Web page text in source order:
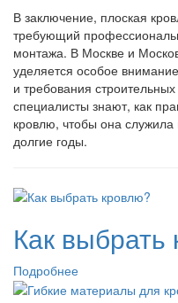
В заключение, плоская
требующий
монтажа. В Москве и
уделяется особое
и требования
специалисты знают, как
кровлю, чтобы она
долгие годы.
Как выбрать
Подробнее